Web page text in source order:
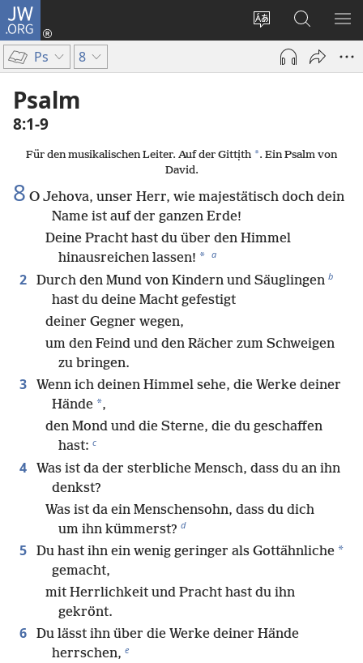
JW.ORG
Websitesprache
ändern
Anmelden
(öffnet
Fenster)
Suche
Ps 8
Psalm
8:1-9
Für den musikalischen Leiter. Auf der Gittịth *. Ein Psalm von
David.
8 O Jehova, unser Herr, wie majestätisch doch dein
Name ist auf der ganzen Erde!
Deine Pracht hast du über den Himmel
hinausreichen lassen! * a
2 Durch den Mund von Kindern und Säuglingen b
hast du deine Macht gefestigt
deiner Gegner wegen,
um den Feind und den Rächer zum Schweigen
zu bringen.
3
Wenn ich deinen Himmel sehe, die Werke deiner
Hände *,
den Mond und die Sterne, die du geschaffen
hast: c
4
Was ist da der sterbliche Mensch, dass du an ihn
denkst?
Was ist da ein Menschensohn, dass du dich
um ihn kümmerst? d
5 Du hast ihn ein wenig geringer als Gottähnliche *
gemacht,
mit Herrlichkeit und Pracht hast du ihn
gekrönt.
6
Du lässt ihn über die Werke deiner Hände
herrschen, e